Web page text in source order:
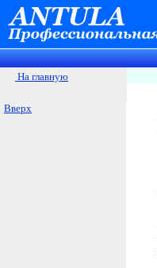
На главную
Вверх